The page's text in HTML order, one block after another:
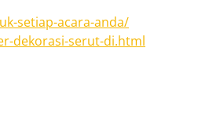
setiap-acara-anda/
dekorasi-serut-di.html